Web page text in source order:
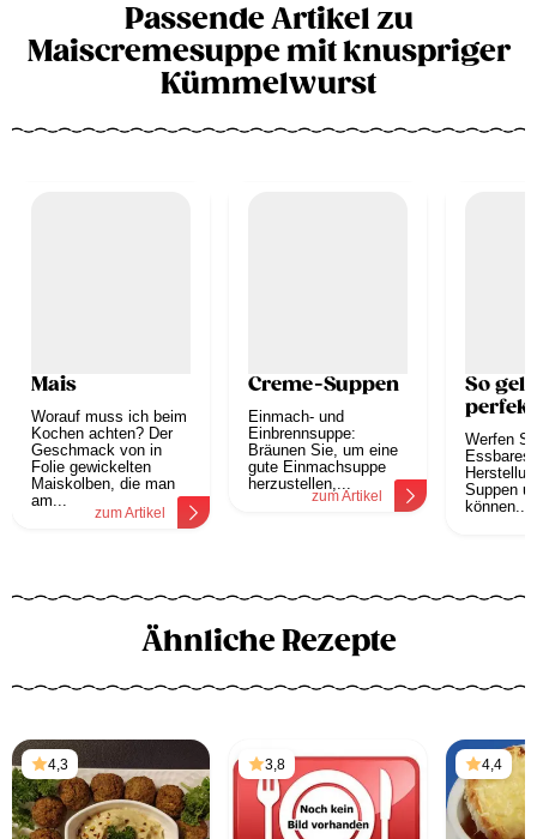
Passende Artikel zu
Maiscremesuppe mit knuspriger
Kümmelwurst
Mais
Worauf muss ich beim
Kochen achten? Der
Geschmack von in
Folie gewickelten
Maiskolben, die man
am...
zum Artikel
Creme-Suppen
Einmach- und
Einbrennsuppe:
Bräunen Sie, um eine
gute Einmachsuppe
herzustellen,...
zum Artikel
So
Werfen
Essbares
Suppen
können...
Ähnliche Rezepte
4,3 3,8 4,4